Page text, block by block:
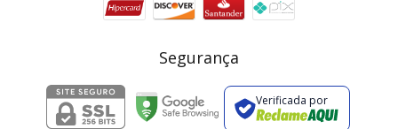
Segurança
Verificada por
2 pecas 7% OFF